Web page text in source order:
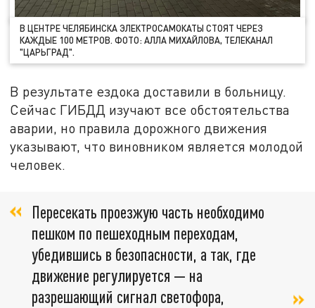
В ЦЕНТРЕ ЧЕЛЯБИНСКА ЭЛЕКТРОСАМОКАТЫ СТОЯТ ЧЕРЕЗ
КАЖДЫЕ 100 МЕТРОВ. ФОТО: АЛЛА МИХАЙЛОВА, ТЕЛЕКАНАЛ
"ЦАРЬГРАД".
В результате ездока доставили в больницу.
Сейчас ГИБДД изучают все обстоятельства
аварии, но правила дорожного движения
указывают, что виновником является молодой
человек.
Пересекать проезжую часть необходимо
пешком по пешеходным переходам,
убедившись в безопасности, а так, где
движение регулируется — на
разрешающий сигнал светофора,